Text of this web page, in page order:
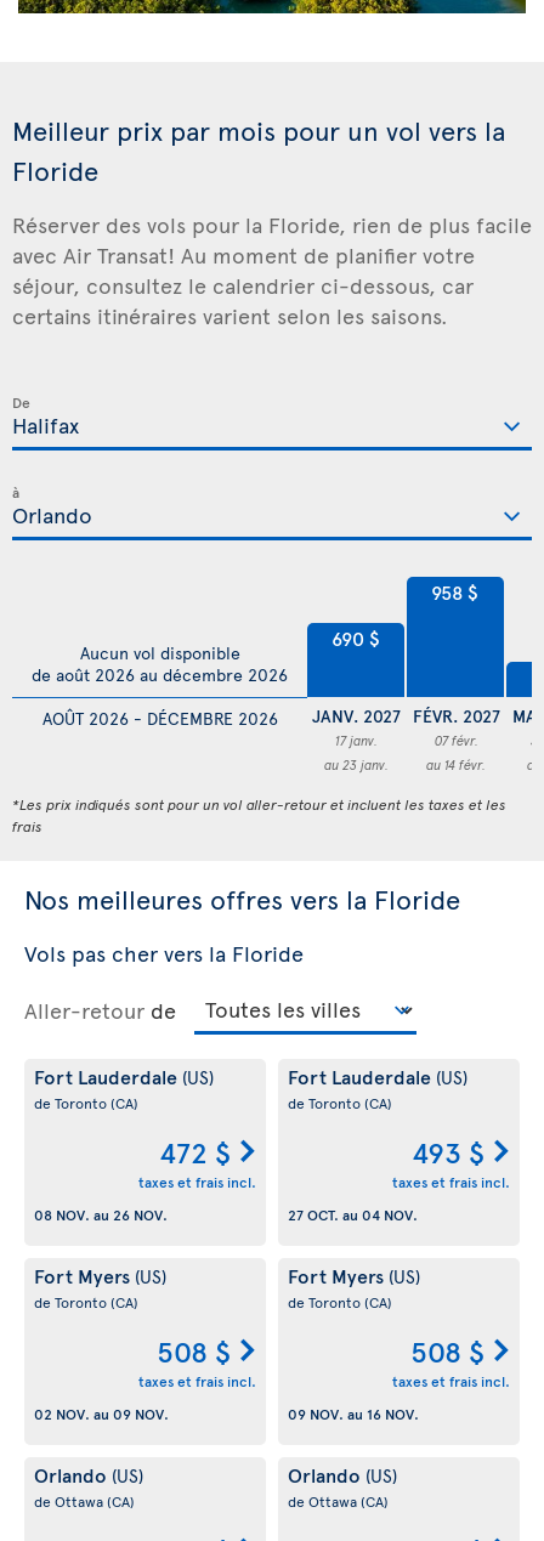
Meilleur prix par mois pour un vol vers la
Floride
Réserver des vols pour la Floride, rien de plus facile
avec Air Transat! Au moment de planifier votre
séjour, consultez le calendrier ci-dessous, car
certains itinéraires varient selon les saisons.
De
à
AOÛT 2026 - DÉCEMBRE 2026
Aucun vol disponible
de août 2026 au décembre 2026
690 $
JANV. 2027
17 janv.
au 23 janv.
958 $
FÉVR. 2027
07 févr.
au 14 févr.
*Les prix indiqués sont pour un vol aller-retour et incluent les taxes et les
frais
Nos meilleures offres vers la Floride
Vols pas cher vers la Floride
Aller-retour de
Fort Lauderdale (US)
de Toronto(CA)
472 $
taxes et frais incl.
08 NOV. au 26 NOV.
Fort Lauderdale (US)
de Toronto(CA)
493 $
taxes et frais incl.
27 OCT. au 04 NOV.
Fort Myers (US)
de Toronto(CA)
508 $
taxes et frais incl.
02 NOV. au 09 NOV.
Fort Myers (US)
de Toronto(CA)
508 $
taxes et frais incl.
09 NOV. au 16 NOV.
Orlando (US)
de Ottawa(CA)
Orlando (US)
de Ottawa(CA)